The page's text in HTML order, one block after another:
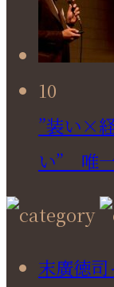
10
”装い×
い” 唯
末廣徳司